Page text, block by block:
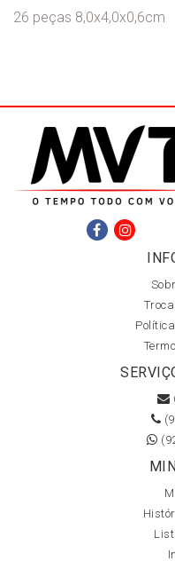
26 peças 8,0x4,0x0,6cm